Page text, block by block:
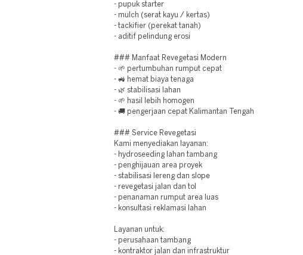
- pupuk starter
- mulch (serat kayu / kertas)
- tackifier (perekat tanah)
- aditif pelindung erosi
### Manfaat Revegetasi Modern
- 🌱 pertumbuhan rumput cepat
- 🚜 hemat biaya tenaga
- 🌿 stabilisasi lahan
- 🌱 hasil lebih homogen
- 🚚 pengerjaan cepat Kalimantan Tengah
### Service Revegetasi
Kami menyediakan layanan:
- hydroseeding lahan tambang
- penghijauan area proyek
- stabilisasi lereng dan slope
- revegetasi jalan dan tol
- penanaman rumput area luas
- konsultasi reklamasi lahan
Layanan untuk:
- perusahaan tambang
- kontraktor jalan dan infrastruktur